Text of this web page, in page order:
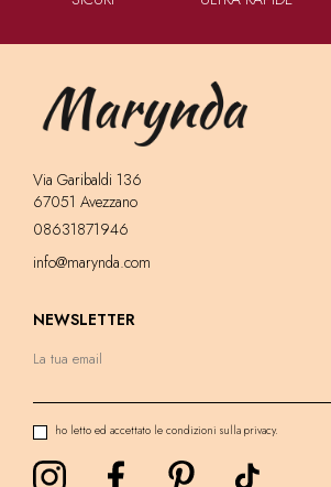
Via Garibaldi 136
67051 Avezzano
08631871946
info@marynda.com
NEWSLETTER
ho letto ed accettato le condizioni sulla privacy.